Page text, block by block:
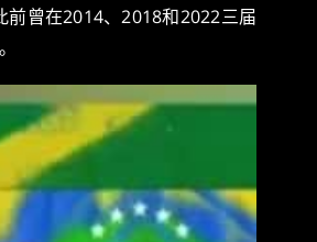
前曾在2014、2018和2022三届